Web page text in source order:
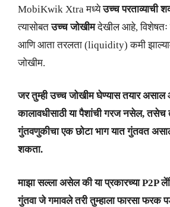
MobiKwik Xtra मध्येउच्च परताव्याची
त्यासोबतउच्च जोखीमदेखील आहे, विशेषतः
आणि आता तरलता (liquidity) कमी
जोखीम.
जर तुम्ही उच्च जोखीम घेण्यास तयार असाल
कालावधीसाठी या पैशांची गरज नसेल, तसेच
गुंतवणुकीचा एक छोटा भाग यात गुंतवत
शकता.
माझा सल्ला असेल की या प्रकारच्या P2P
गुंतवा जे गमावले तरी तुम्हाला फारसा फरक